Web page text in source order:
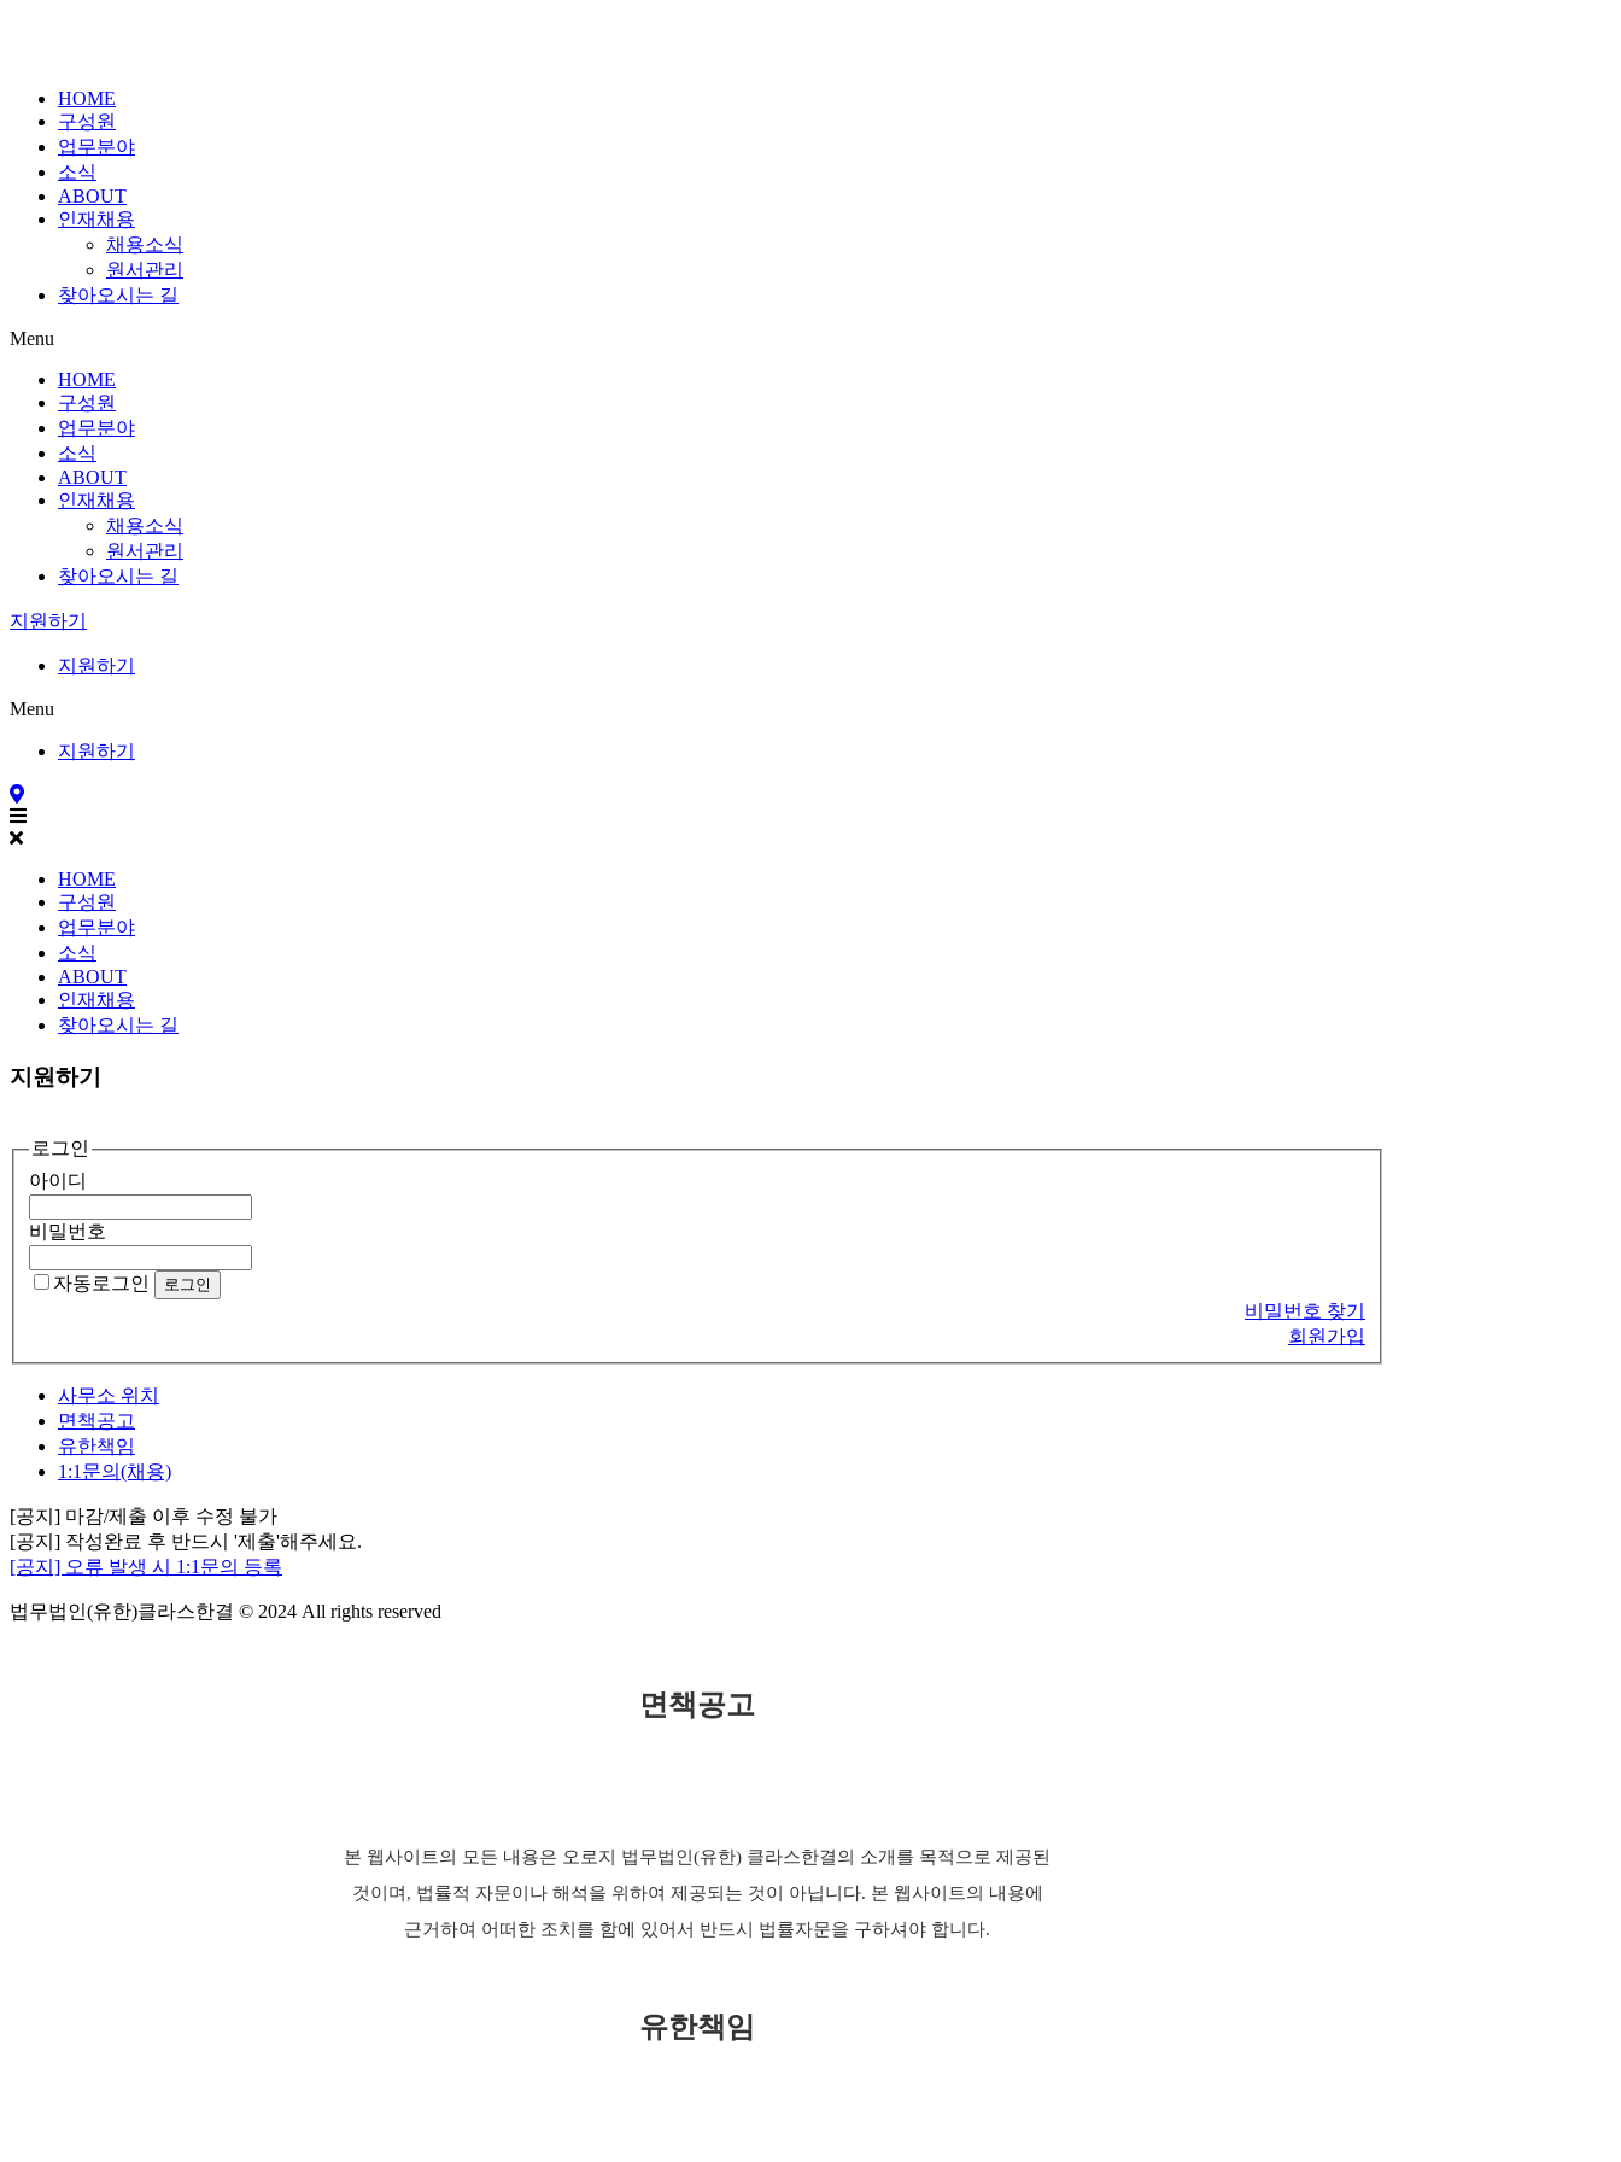
HOME
구성원
업무분야
소식
ABOUT
인재채용
채용소식
원서관리
찾아오시는 길
Menu
HOME
구성원
업무분야
소식
ABOUT
인재채용
채용소식
원서관리
찾아오시는 길
지원하기
지원하기
Menu
지원하기
HOME
구성원
업무분야
소식
ABOUT
인재채용
찾아오시는 길
지원하기
로그인
아이디
비밀번호
자동로그인
비밀번호 찾기
회원가입
사무소 위치
면책공고
유한책임
1:1문의(채용)
[공지] 마감/제출 이후 수정 불가
[공지] 작성완료 후 반드시 '제출'해주세요.
[공지] 오류 발생 시 1:1문의 등록
법무법인(유한)클라스한결 © 2024 All rights reserved
면책공고
본 웹사이트의 모든 내용은 오로지 법무법인(유한) 클라스한결의 소개를 목적으로 제공된
것이며, 법률적 자문이나 해석을 위하여 제공되는 것이 아닙니다. 본 웹사이트의 내용에
근거하여 어떠한 조치를 함에 있어서 반드시 법률자문을 구하셔야 합니다.
유한책임